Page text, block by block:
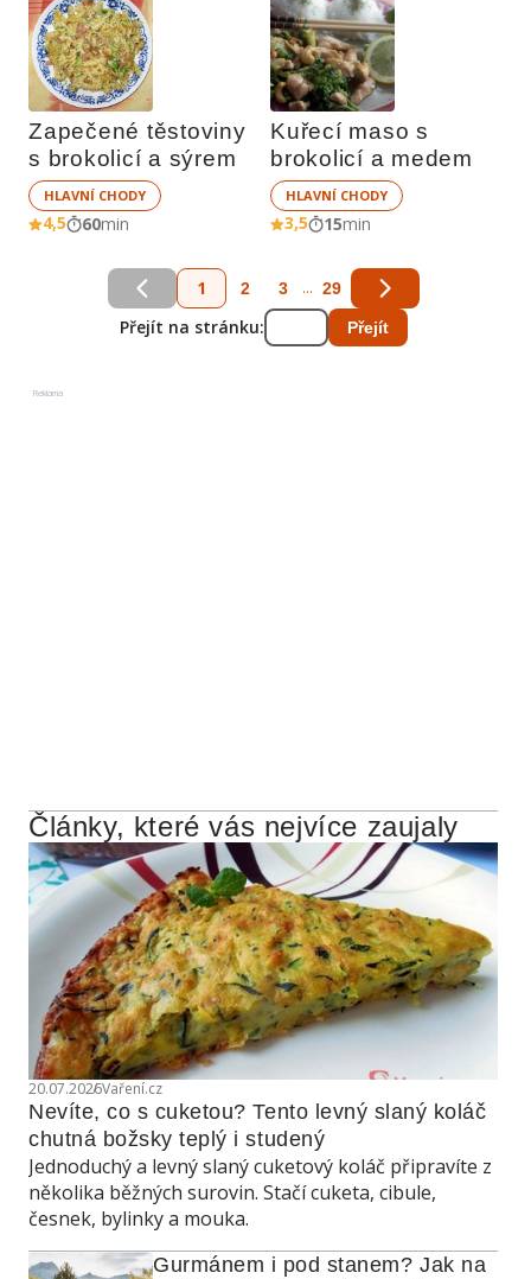
Zapečené těstoviny
s brokolicí a sýrem
HLAVNÍ CHODY
4,5 60min
Kuřecí maso s
brokolicí a medem
HLAVNÍ CHODY
3,5 15min
1 2 3 ... 29
Přejít na stránku: Přejít
Reklama
Reklama
Články, které vás nejvíce zaujaly
20.07.2026Vaření.cz
Nevíte, co s cuketou? Tento levný slaný koláč
chutná božsky teplý i studený
Jednoduchý a levný slaný cuketový koláč připravíte z
několika běžných surovin. Stačí cuketa, cibule,
česnek, bylinky a mouka.
Gurmánem i pod stanem? Jak na